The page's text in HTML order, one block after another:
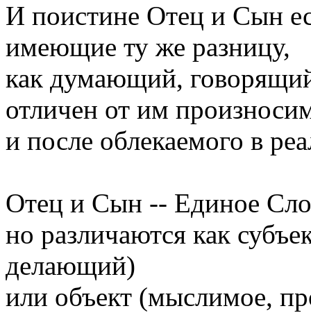
И поистине Отец и Сын
имеющие ту же разницу,
как думающий,
отличен от им
и после облекаемого в
Отец и Сын -- Единое
но различаются как
делающий)
или объект (мыслимое,